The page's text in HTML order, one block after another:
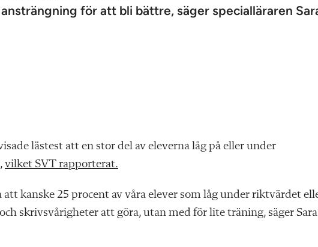
för att bli bättre, säger specialläraren
lästest att en stor del av eleverna låg på eller under
vilket SVT rapporterat.
att kanske 25 procent av våra elever som låg under riktvärdet
skrivsvårigheter att göra, utan med för lite träning, säger Sara